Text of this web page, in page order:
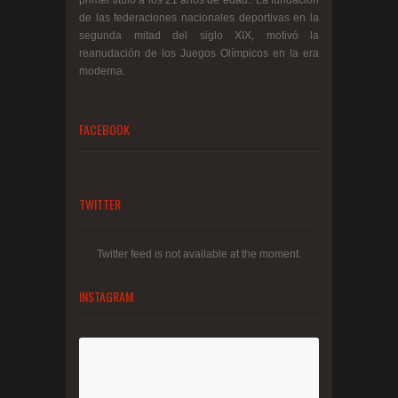
de las federaciones nacionales deportivas en la
segunda mitad del siglo XIX, motivó la
reanudación de los Juegos Olímpicos en la era
moderna.
FACEBOOK
TWITTER
Twitter feed is not available at the moment.
INSTAGRAM